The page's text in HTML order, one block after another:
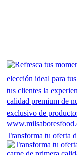
Transforma tu oferta